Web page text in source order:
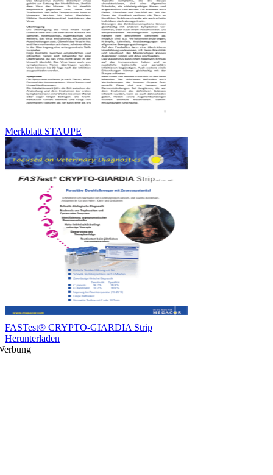
Merkblatt STAUPE
FASTest® CRYPTO-GIARDIA Strip
Herunterladen